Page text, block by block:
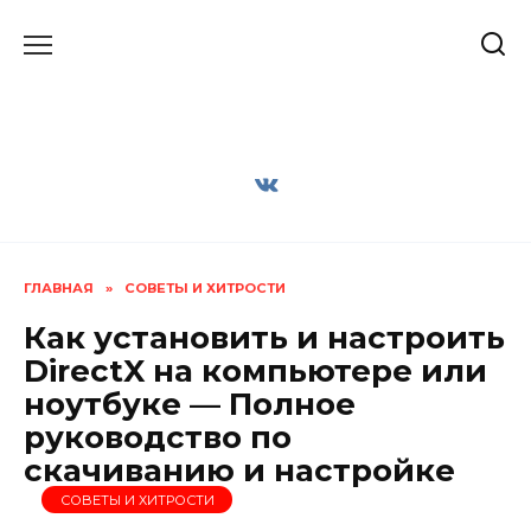
ГЛАВНАЯ » СОВЕТЫ И ХИТРОСТИ
Как установить и настроить
DirectX на компьютере или
ноутбуке — Полное
руководство по
скачиванию и настройке
СОВЕТЫ И ХИТРОСТИ